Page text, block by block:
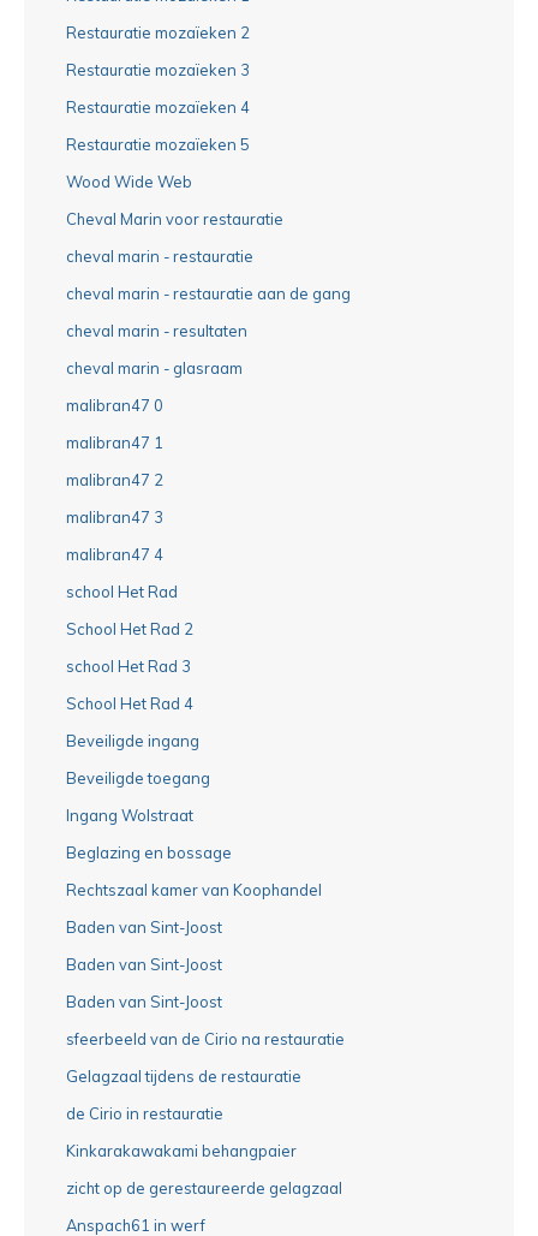
Restauratie mozaïeken 2
Restauratie mozaïeken 3
Restauratie mozaïeken 4
Restauratie mozaïeken 5
Wood Wide Web
Cheval Marin voor restauratie
cheval marin - restauratie
cheval marin - restauratie aan de gang
cheval marin - resultaten
cheval marin - glasraam
malibran47 0
malibran47 1
malibran47 2
malibran47 3
malibran47 4
school Het Rad
School Het Rad 2
school Het Rad 3
School Het Rad 4
Beveiligde ingang
Beveiligde toegang
Ingang Wolstraat
Beglazing en bossage
Rechtszaal kamer van Koophandel
Baden van Sint-Joost
Baden van Sint-Joost
Baden van Sint-Joost
sfeerbeeld van de Cirio na restauratie
Gelagzaal tijdens de restauratie
de Cirio in restauratie
Kinkarakawakami behangpaier
zicht op de gerestaureerde gelagzaal
Anspach61 in werf